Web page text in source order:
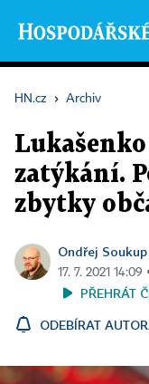
HN.cz › Archiv
zatýkání.
zbytky
Ondřej Soukup
17. 7. 2021
PŘEHRÁT
ODEBÍRAT